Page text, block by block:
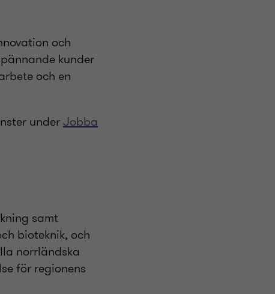
och
kunder
och en
underJobba
samt
bioteknik, och
norrländska
för regionens